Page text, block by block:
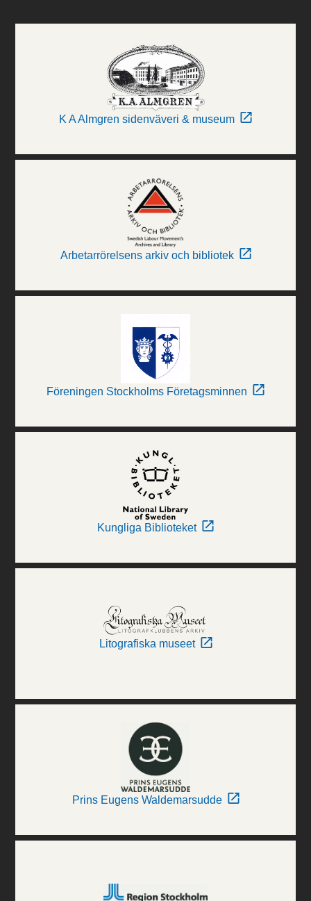
K A Almgren sidenväveri & museum
Arbetarrörelsens arkiv och bibliotek
Föreningen Stockholms Företagsminnen
Kungliga Biblioteket
Litografiska museet
Prins Eugens Waldemarsudde